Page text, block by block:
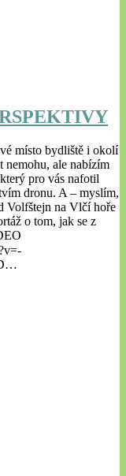
místo bydliště i okolí
ale nabízím
pro vás nafotil
dronu. A – myslím,
Volfštejn na Vlčí hoře
o tom, jak se z